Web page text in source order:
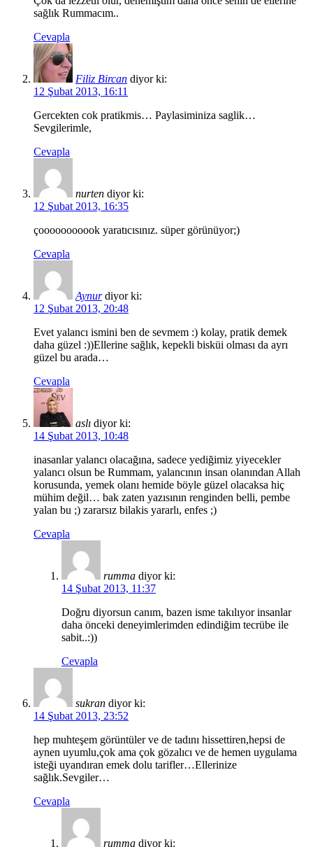
sağlık Rummacım..
Cevapla
Filiz Bircan diyor ki:
12 Şubat 2013, 16:11
Gercekten cok pratikmis… Paylasiminiza saglik…
Sevgilerimle,
Cevapla
nurten diyor ki:
12 Şubat 2013, 16:35
çooooooooook yaratıcısınız. süper görünüyor;)
Cevapla
Aynur diyor ki:
12 Şubat 2013, 20:48
Evet yalancı ismini ben de sevmem :) kolay, pratik demek
daha güzel :))Ellerine sağlık, kepekli bisküi olması da ayrı
güzel bu arada…
Cevapla
aslı diyor ki:
14 Şubat 2013, 10:48
inasanlar yalancı olacağına, sadece yediğimiz yiyecekler
yalancı olsun be Rummam, yalancının insan olanından Allah
korusunda, yemek olanı hemide böyle güzel olacaksa hiç
mühim değil… bak zaten yazısının renginden belli, pembe
yalan bu ;) zararsız bilakis yararlı, enfes ;)
Cevapla
rumma diyor ki:
14 Şubat 2013, 11:37
Doğru diyorsun canım, bazen isme takılıyor insanlar
daha önceki deneyimlerimden edindiğim tecrübe ile
sabit..:))
Cevapla
sukran diyor ki:
14 Şubat 2013, 23:52
hep muhteşem görüntüler ve de tadını hissettiren,hepsi de
aynen uyumlu,çok ama çok gözalıcı ve de hemen uygulama
isteği uyandıran emek dolu tarifler…Ellerinize
sağlık.Sevgiler…
Cevapla
rumma diyor ki: